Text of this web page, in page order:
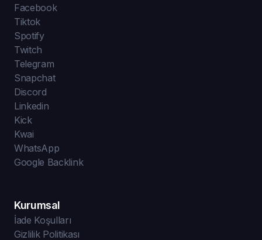
Facebook
Tiktok
Spotify
Twitch
Telegram
Snapchat
Discord
Linkedin
Kick
Kwai
WhatsApp
Google Backlink
Kurumsal
İade Koşulları
Gizlilik Politikası